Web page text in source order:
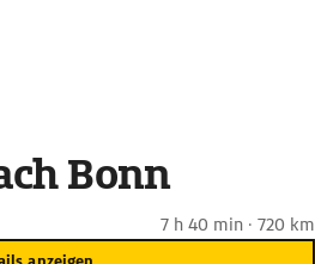
Bonn
7 h 40 min · 720 km